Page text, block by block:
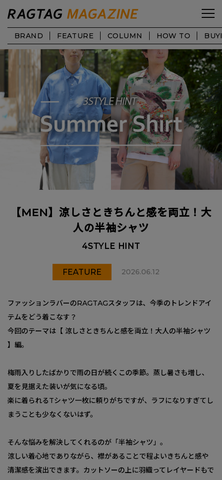
BRAND FEATURE COLUMN HOW TO
【MEN】涼しさときちんと感を両立！大
人の半袖シャツ
4STYLE HINT
FEATURE 2026.06.12
ファッションラバーのRAGTAGスタッフは、今季のトレンドアイ
テムをどう着こなす？
今回のテーマは【 涼しさときちんと感を両立！大人の半袖シャツ
】編。
梅雨入りしたばかりで雨の日が続くこの季節。蒸し暑さも増し、
夏を見据えた装いが気になる頃。
楽に着られるTシャツ一枚に頼りがちですが、ラフになりすぎてし
まうことも少なくないはず。
そんな悩みを解決してくれるのが「半袖シャツ」。
涼しい着心地でありながら、襟があることで程よいきちんと感や
清潔感を演出できます。カットソーの上に羽織ってレイヤードもで